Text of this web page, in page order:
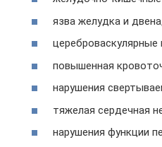
язва желудка и
цереброваскулярные
повышенная
нарушения
тяжелая сердечная
нарушения функции